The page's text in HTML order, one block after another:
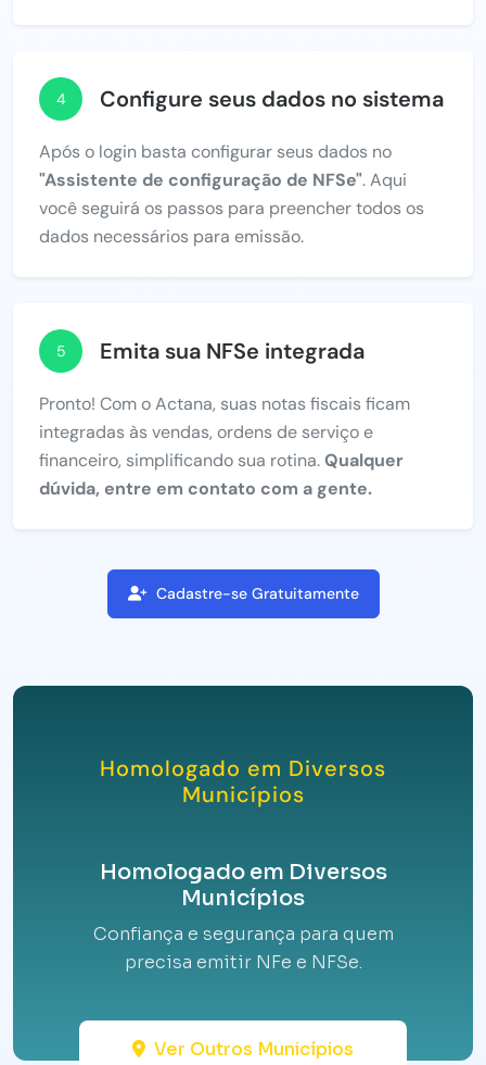
4 Configure seus dados no sistema
Após o login basta configurar seus dados no
"Assistente de configuração de NFSe". Aqui
você seguirá os passos para preencher todos os
dados necessários para emissão.
5 Emita sua NFSe integrada
Pronto! Com o Actana, suas notas fiscais ficam
integradas às vendas, ordens de serviço e
financeiro, simplificando sua rotina.Qualquer
dúvida, entre em contato com a gente.
Cadastre-se Gratuitamente
Homologado em Diversos
Municípios
Homologado em Diversos
Municípios
Confiança e segurança para quem
precisa emitir NFe e NFSe.
Ver Outros Municípios